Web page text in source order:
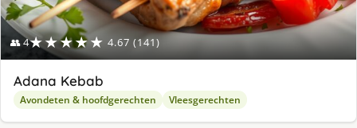
👥 4★★★★★ 4.67 (141)
Adana Kebab
Avondeten & hoofdgerechten Vleesgerechten